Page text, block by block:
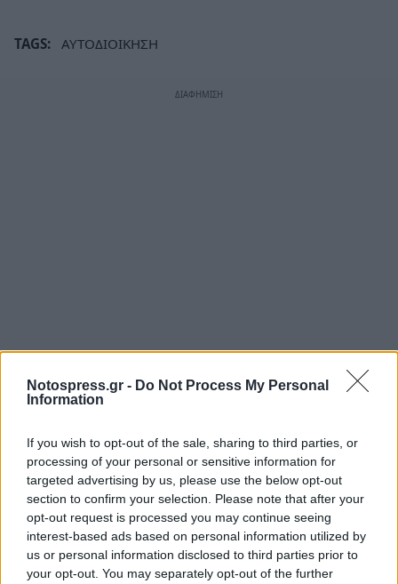
Notospress.gr - Do Not Process My Personal
Information
If you wish to opt-out of the sale, sharing to third parties, or
processing of your personal or sensitive information for
targeted advertising by us, please use the below opt-out
section to confirm your selection. Please note that after your
opt-out request is processed you may continue seeing
interest-based ads based on personal information utilized by
us or personal information disclosed to third parties prior to
your opt-out. You may separately opt-out of the further
TAGS: ΑΥΤΟΔΙΟΙΚΗΣΗ